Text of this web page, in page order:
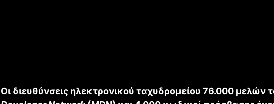
Οι διευθύνσεις ηλεκτρονικού ταχυδρομείου 76.000 μελών